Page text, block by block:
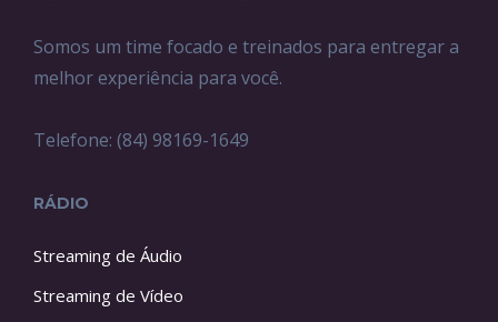
Somos um time focado e treinados para entregar a
melhor experiência para você.
Telefone: (84) 98169-1649
RÁDIO
Streaming de Áudio
Streaming de Vídeo